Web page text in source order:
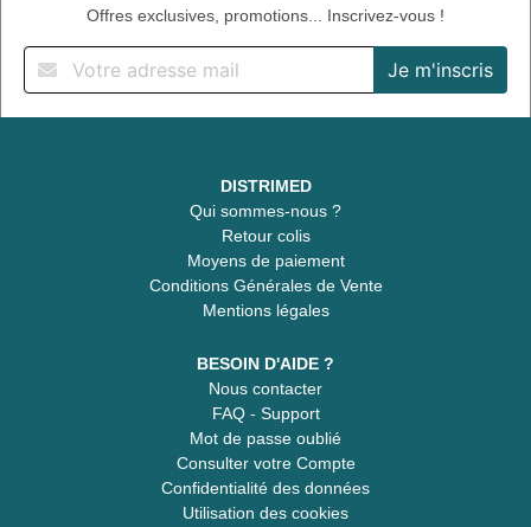
Offres exclusives, promotions... Inscrivez-vous !
DISTRIMED
Qui sommes-nous ?
Retour colis
Moyens de paiement
Conditions Générales de Vente
Mentions légales
BESOIN D'AIDE ?
Nous contacter
FAQ - Support
Mot de passe oublié
Consulter votre Compte
Confidentialité des données
Utilisation des cookies